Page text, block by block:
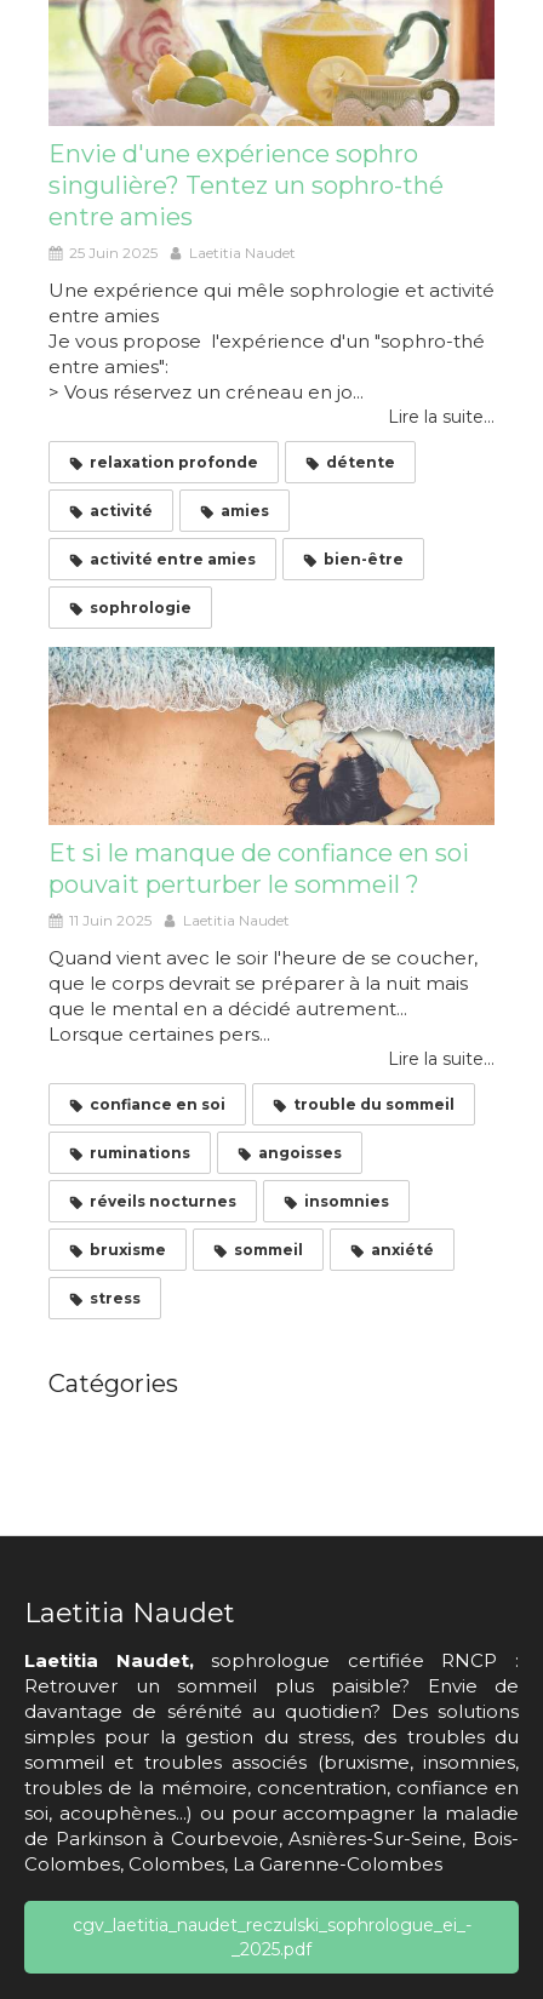
Envie d'une expérience sophro
singulière? Tentez un sophro-thé
entre amies
25 Juin 2025 Laetitia Naudet
Une expérience qui mêle sophrologie et activité
entre amies
Je vous propose l'expérience d'un "sophro-thé
entre amies":
> Vous réservez un créneau en jo...
Lire la suite...
relaxation profonde détente
activité amies
activité entre amies bien-être
sophrologie
Et si le manque de confiance en soi
pouvait perturber le sommeil ?
11 Juin 2025 Laetitia Naudet
Quand vient avec le soir l'heure de se coucher,
que le corps devrait se préparer à la nuit mais
que le mental en a décidé autrement...
Lorsque certaines pers...
Lire la suite...
confiance en soi trouble du sommeil
ruminations angoisses
réveils nocturnes insomnies
bruxisme sommeil anxiété
stress
Catégories
Laetitia Naudet
Laetitia Naudet,sophrologue certifiée RNCP :
Retrouver un sommeil plus paisible? Envie de
davantage de sérénité au quotidien? Des solutions
simples pour la gestion du stress, des troubles du
sommeil et troubles associés (bruxisme, insomnies,
troubles de la mémoire, concentration, confiance en
soi, acouphènes...) ou pour accompagner la maladie
de Parkinson à Courbevoie, Asnières-Sur-Seine, Bois-
Colombes, Colombes, La Garenne-Colombes
cgv_laetitia_naudet_reczulski_sophrologue_ei_-
_2025.pdf